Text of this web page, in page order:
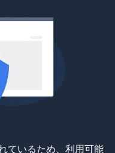
ているため、利用可能